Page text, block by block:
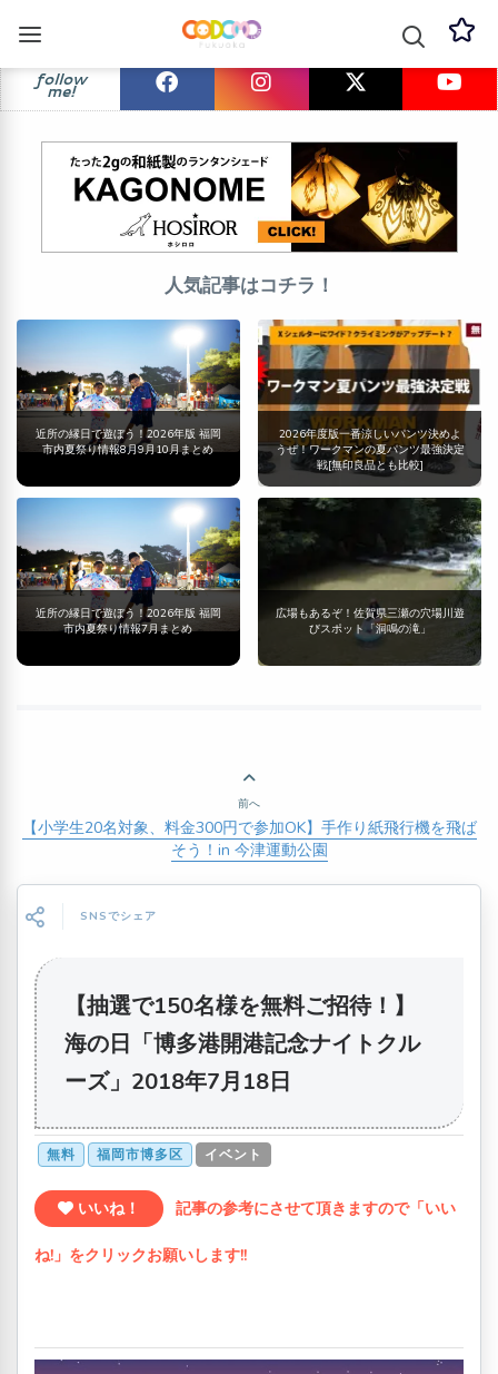
follow
me!
人気記事はコチラ！
近所の縁日で遊ぼう！2026年版 福岡
市内夏祭り情報8月9月10月まとめ
2026年度版一番涼しいパンツ決めよ
うぜ！ワークマンの夏パンツ最強決定
戦[無印良品とも比較]
近所の縁日で遊ぼう！2026年版 福岡
市内夏祭り情報7月まとめ
広場もあるぞ！佐賀県三瀬の穴場川遊
びスポット「洞鳴の滝」
前へ
【小学生20名対象、料金300円で参加OK】手作り紙飛行機を飛ば
そう！in 今津運動公園
SNSでシェア
【抽選で150名様を無料ご招待！】
海の日「博多港開港記念ナイトクル
ーズ」2018年7月18日
無料 福岡市博多区 イベント
いいね！ 記事の参考にさせて頂きますので「いい
ね!」をクリックお願いします!!